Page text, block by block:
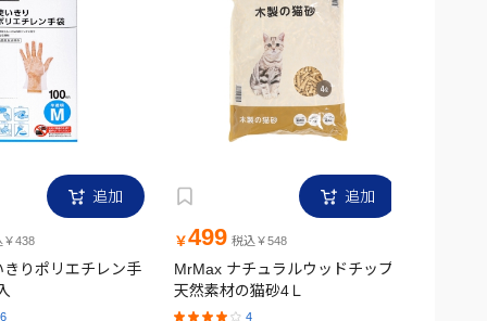
追加
￥438
りポリエチレン手
追加
￥ 499 税込￥548
MrMax ナチュラルウッドチップ
天然素材の猫砂4Ｌ
4